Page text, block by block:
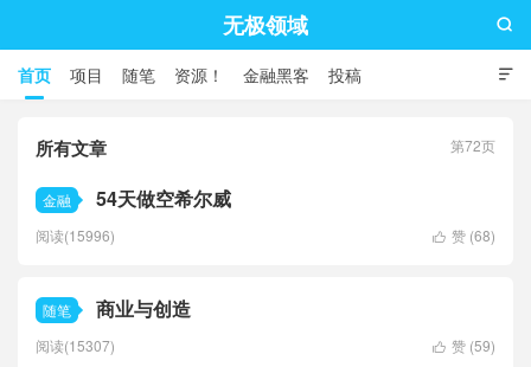
无极领域

首页 项目 随笔 资源！ 金融黑客 投稿

所有文章 第72页
金融 54天做空希尔威
 赞 (68)
阅读(15996)
随笔 商业与创造
 赞 (59)
阅读(15307)